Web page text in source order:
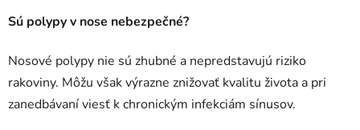
Sú polypy v nose nebezpečné?
Nosové polypy nie sú zhubné a nepredstavujú riziko
rakoviny. Môžu však výrazne znižovať kvalitu života a pri
zanedbávaní viesť k chronickým infekciám sínusov.